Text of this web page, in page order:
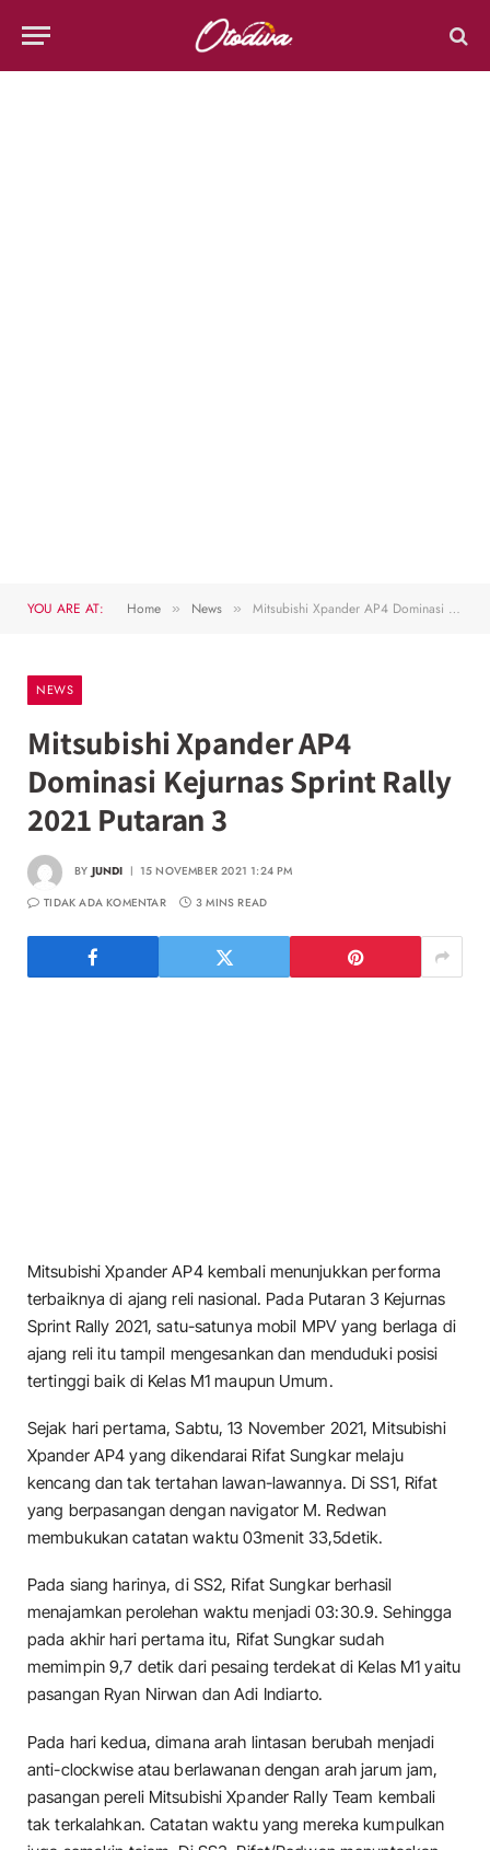
YOU ARE AT: Home » News » Mitsubishi Xpander AP4 Dominasi Kejurnas Sprint Rally 2021 Putaran 3
NEWS
Mitsubishi Xpander AP4
Dominasi Kejurnas Sprint Rally
2021 Putaran 3
BY JUNDI
15 NOVEMBER 2021 1:24 PM
TIDAK ADA KOMENTAR
3 MINS READ
Mitsubishi Xpander AP4 kembali menunjukkan performa
terbaiknya di ajang reli nasional. Pada Putaran 3 Kejurnas
Sprint Rally 2021, satu-satunya mobil MPV yang berlaga di
ajang reli itu tampil mengesankan dan menduduki posisi
tertinggi baik di Kelas M1 maupun Umum.
Sejak hari pertama, Sabtu, 13 November 2021, Mitsubishi
Xpander AP4 yang dikendarai Rifat Sungkar melaju
kencang dan tak tertahan lawan-lawannya. Di SS1, Rifat
yang berpasangan dengan navigator M. Redwan
membukukan catatan waktu 03menit 33,5detik.
Pada siang harinya, di SS2, Rifat Sungkar berhasil
menajamkan perolehan waktu menjadi 03:30.9. Sehingga
pada akhir hari pertama itu, Rifat Sungkar sudah
memimpin 9,7 detik dari pesaing terdekat di Kelas M1 yaitu
pasangan Ryan Nirwan dan Adi Indiarto.
Pada hari kedua, dimana arah lintasan berubah menjadi
anti-clockwise atau berlawanan dengan arah jarum jam,
pasangan pereli Mitsubishi Xpander Rally Team kembali
tak terkalahkan. Catatan waktu yang mereka kumpulkan